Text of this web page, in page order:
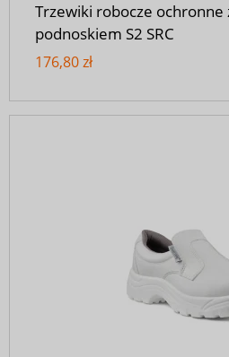
Trzewiki robocze
podnoskiem S2 SRC
176,80 zł